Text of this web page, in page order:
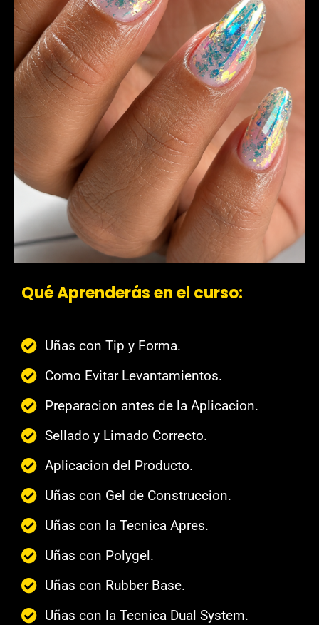
Qué Aprenderás en el curso:
Uñas con Tip y Forma.
Como Evitar Levantamientos.
Preparacion antes de la Aplicacion.
Sellado y Limado Correcto.
Aplicacion del Producto.
Uñas con Gel de Construccion.
Uñas con la Tecnica Apres.
Uñas con Polygel.
Uñas con Rubber Base.
Uñas con la Tecnica Dual System.